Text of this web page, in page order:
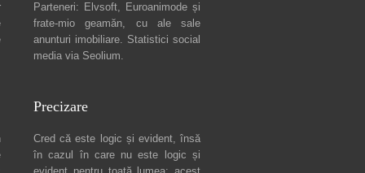
Parteneri: Elvsoft, Euroanimode și
frate-mio geamăn, cu ale sale
anunturi imobiliare. Statistici social
media via Seolium.
Precizare
Cred că este logic și evident, însă
în cazul în care nu este logic și